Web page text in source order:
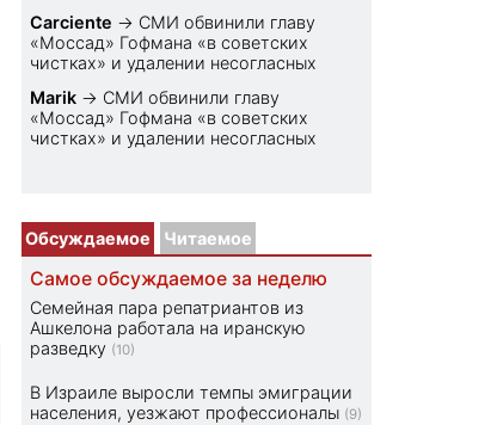
Carciente → СМИ обвинили главу
«Моссад» Гофмана «в советских
чистках» и удалении несогласных
Marik → СМИ обвинили главу
«Моссад» Гофмана «в советских
чистках» и удалении несогласных
Обсуждаемое Читаемое
Самое обсуждаемое за неделю
Семейная пара репатриантов из
Ашкелона работала на иранскую
разведку (10)
В Израиле выросли темпы эмиграции
населения, уезжают профессионалы (9)